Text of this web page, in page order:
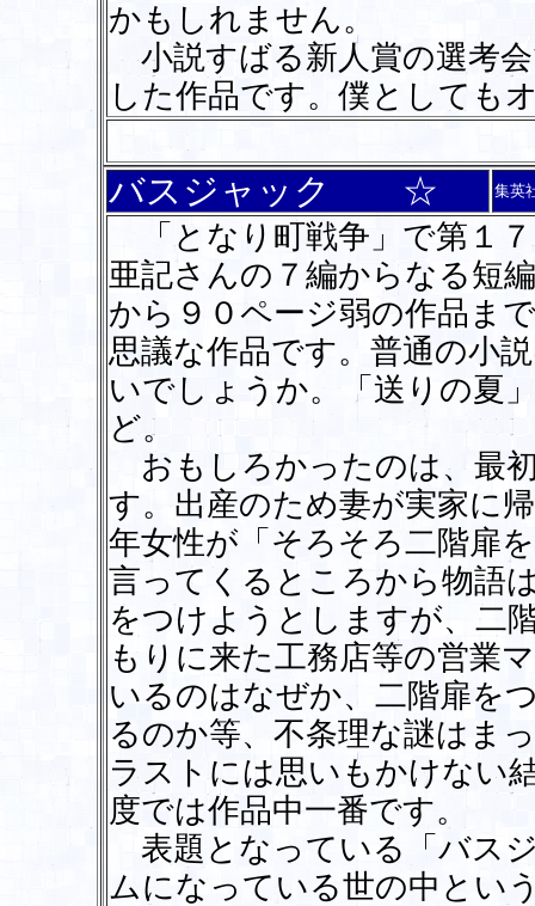
かもしれません。
小説すばる新人賞の選考
した作品です。僕としても
バスジャック ☆ 集英
「となり町戦争」で第１
亜記さんの７編からなる短
から９０ページ弱の作品ま
思議な作品です。普通の小
いでしょうか。「送りの夏
ど。
おもしろかったのは、最
す。出産のため妻が実家に
年女性が「そろそろ二階扉
言ってくるところから物語
をつけようとしますが、二
もりに来た工務店等の営業
いるのはなぜか、二階扉を
るのか等、不条理な謎はま
ラストには思いもかけない
度では作品中一番です。
表題となっている「バス
ムになっている世の中とい